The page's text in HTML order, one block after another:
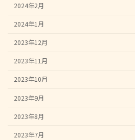
2024年2月
2024年1月
2023年12月
2023年11月
2023年10月
2023年9月
2023年8月
2023年7月